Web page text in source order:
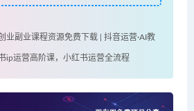
业副业课程资源免费下载 | 抖音运营·AI教
ip运营高阶课，小红书运营全流程